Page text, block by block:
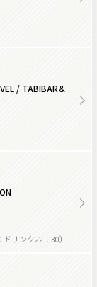
/ TABIBAR＆
リンク22：30）